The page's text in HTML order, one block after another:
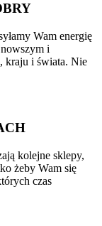
Wam energię
i
kraju i świata. Nie
kolejne sklepy,
żeby Wam się
czas